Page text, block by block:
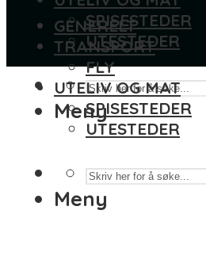
SPISESTEDER
UTESTEDER
Meny
GENERELT
TRANSPORT
FLY
UTELIV OG MAT
SPISESTEDER
UTESTEDER
Meny